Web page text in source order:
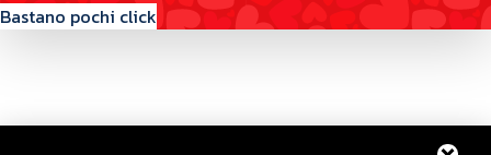
Bastano pochi click